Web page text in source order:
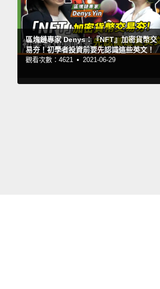
區塊鏈專家 Denys：『NFT』加密貨幣交
易夯！初學者投資前要先認識這些英文！
觀看次數：4621 • 2021-06-29